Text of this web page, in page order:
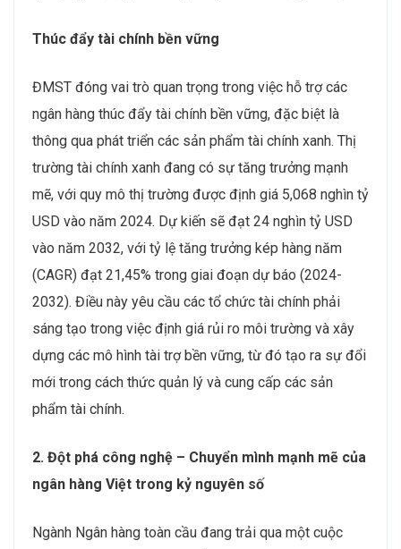
Thúc đẩy tài chính bền vững
ĐMST đóng vai trò quan trọng trong việc hỗ trợ các
ngân hàng thúc đẩy tài chính bền vững, đặc biệt là
thông qua phát triển các sản phẩm tài chính xanh. Thị
trường tài chính xanh đang có sự tăng trưởng mạnh
mẽ, với quy mô thị trường được định giá 5,068 nghìn tỷ
USD vào năm 2024. Dự kiến sẽ đạt 24 nghìn tỷ USD
vào năm 2032, với tỷ lệ tăng trưởng kép hàng năm
(CAGR) đạt 21,45% trong giai đoạn dự báo (2024-
2032). Điều này yêu cầu các tổ chức tài chính phải
sáng tạo trong việc định giá rủi ro môi trường và xây
dựng các mô hình tài trợ bền vững, từ đó tạo ra sự đổi
mới trong cách thức quản lý và cung cấp các sản
phẩm tài chính.
2. Đột phá công nghệ – Chuyển mình mạnh mẽ của
ngân hàng Việt trong kỷ nguyên số
Ngành Ngân hàng toàn cầu đang trải qua một cuộc